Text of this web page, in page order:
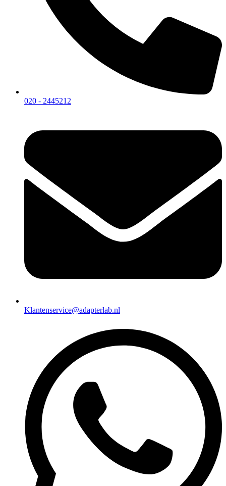
020 - 2445212
Klantenservice@adapterlab.nl